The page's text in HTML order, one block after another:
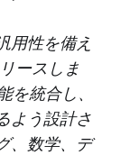
用性を備え
ースしま
を統合し、
よう設計さ
、数学、デ